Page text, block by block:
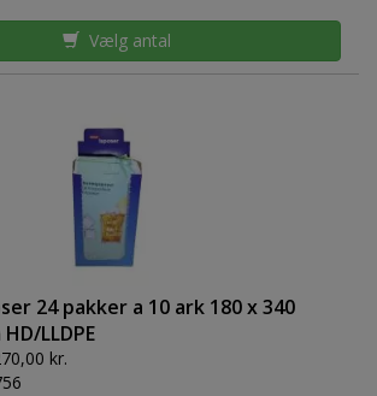
Vælg antal
24 pakker a 10 ark 180 x 340
LLDPE
kr.